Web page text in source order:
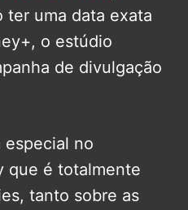
ter uma data exata
o estúdio
de divulgação
especial no
que é totalmente
tanto sobre as